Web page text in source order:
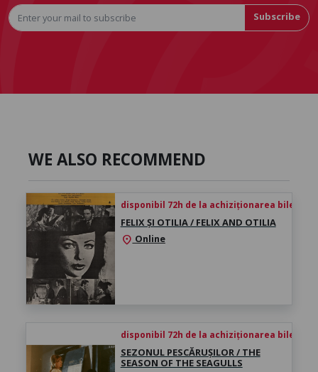
Subscribe
WE ALSO RECOMMEND
disponibil 72h de la achiziționarea biletului
FELIX ȘI OTILIA / FELIX AND OTILIA
location_on Online
disponibil 72h de la achiziționarea biletului
SEZONUL PESCĂRUȘILOR / THE
SEASON OF THE SEAGULLS